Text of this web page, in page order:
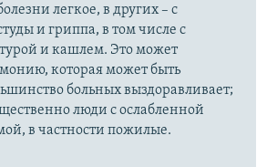
легкое, в других – с
и гриппа, в том числе с
и кашлем. Это может
которая может быть
больных выздоравливает;
люди с ослабленной
в частности пожилые.